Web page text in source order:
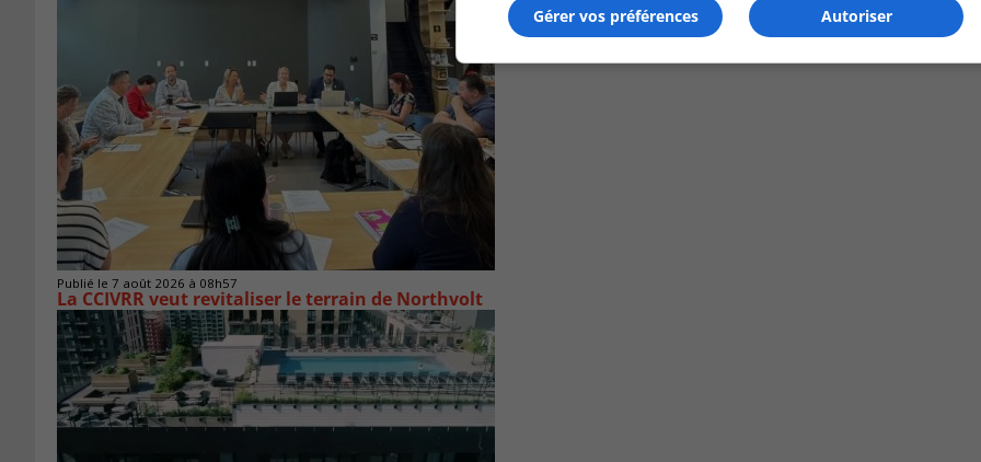
Publié le 7 août 2026 à 08h57
La CCIVRR veut revitaliser le terrain de Northvolt
Autoriser
Gérer vos préférences